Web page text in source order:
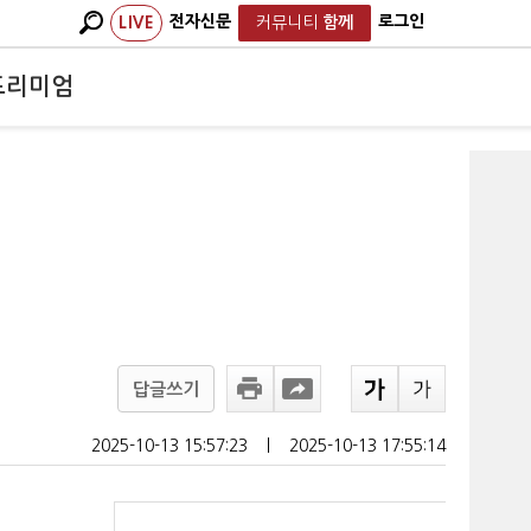
LIVE 전자신문 커뮤니티 함께 로그인
리미엄
답글쓰기
2025-10-13 15:57:23 2025-10-13 17:55:14